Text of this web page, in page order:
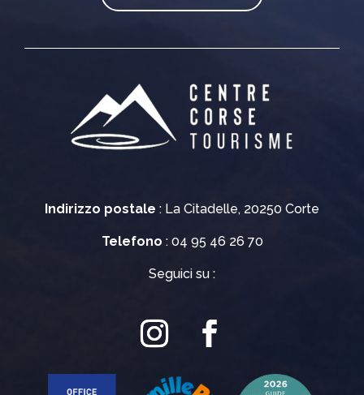
Indirizzo postale : La Citadelle, 20250 Corte
Telefono : 04 95 46 26 70
Seguici su :